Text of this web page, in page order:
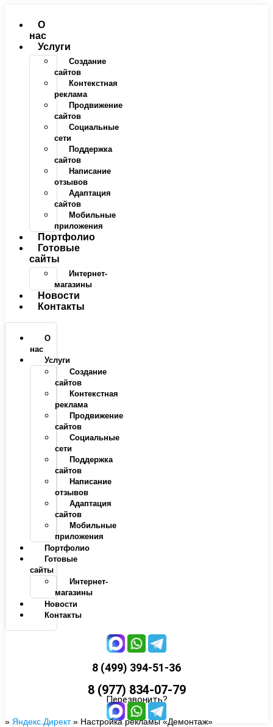
содержимому
О
нас
Услуги
Создание
сайтов
Контекстная
реклама
Продвижение
сайтов
Социальные
сети
Поддержка
сайтов
Написание
отзывов
Адаптация
сайтов
Мобильные
приложения
Портфолио
Готовые
сайты
Интернет-
магазины
Новости
Контакты
О
нас
Услуги
Создание
сайтов
Контекстная
реклама
Продвижение
сайтов
Социальные
сети
Поддержка
сайтов
Написание
отзывов
Адаптация
сайтов
Мобильные
приложения
Портфолио
Готовые
сайты
Интернет-
магазины
Новости
Контакты
8 (499) 394-51-36
8 (977) 834-07-79
Перезвонить?
» Яндекс.Директ» Настройка рекламы «Демонтаж»